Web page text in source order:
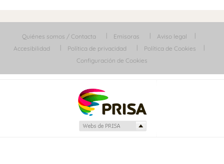
Quiénes somos / Contacta Emisoras
Aviso legal
Accesibilidad
Política de privacidad
Política de Cookies
Configuración de Cookies